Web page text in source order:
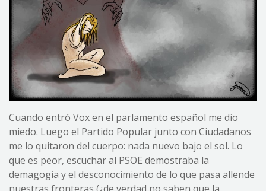
Cuando entró Vox en el parlamento español me dio
miedo. Luego el Partido Popular junto con Ciudadanos
me lo quitaron del cuerpo: nada nuevo bajo el sol. Lo
que es peor, escuchar al PSOE demostraba la
demagogia y el desconocimiento de lo que pasa allende